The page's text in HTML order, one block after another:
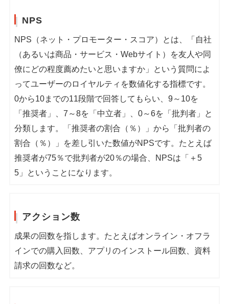
NPS
NPS（ネット・プロモーター・スコア）とは、「自社
（あるいは商品・サービス・Webサイト）を友人や同
僚にどの程度薦めたいと思いますか」という質問によ
ってユーザーのロイヤルティを数値化する指標です。
0から10までの11段階で回答してもらい、9～10を
「推奨者」、7～8を「中立者」、0～6を「批判者」と
分類します。「推奨者の割合（％）」から「批判者の
割合（％）」を差し引いた数値がNPSです。たとえば
推奨者が75％で批判者が20％の場合、NPSは「＋5
5」ということになります。
アクション数
成果の回数を指します。たとえばオンライン・オフラ
インでの購入回数、アプリのインストール回数、資料
請求の回数など。